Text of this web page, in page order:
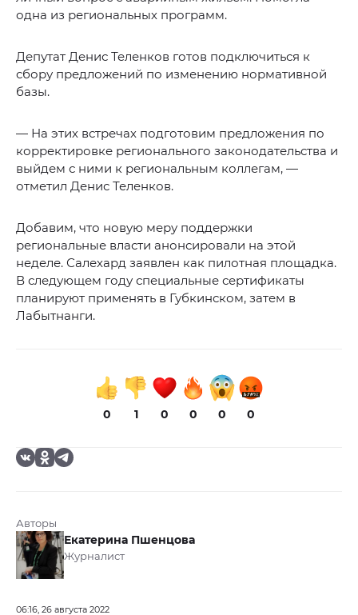
одна из региональных программ.
Депутат Денис Теленков готов подключиться к
сбору предложений по изменению нормативной
базы.
— На этих встречах подготовим предложения по
корректировке регионального законодательства и
выйдем с ними к региональным коллегам, —
отметил Денис Теленков.
Добавим, что новую меру поддержки
региональные власти анонсировали на этой
неделе. Салехард заявлен как пилотная площадка.
В следующем году специальные сертификаты
планируют применять в Губкинском, затем в
Лабытнанги.
0 1 0 0 0 0
Авторы
Екатерина Пшенцова
Журналист
06:16, 26 августа 2022